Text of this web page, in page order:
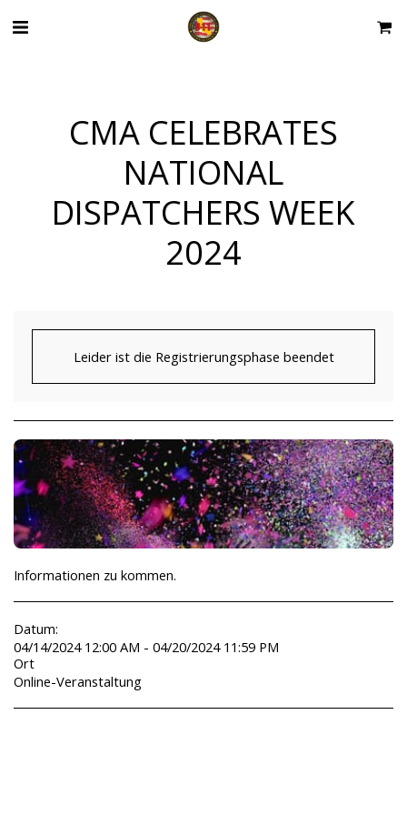
CMA CELEBRATES
NATIONAL
DISPATCHERS WEEK
2024
Leider ist die Registrierungsphase beendet
Informationen zu kommen.
Datum:
04/14/2024 12:00 AM - 04/20/2024 11:59 PM
Ort
Online-Veranstaltung